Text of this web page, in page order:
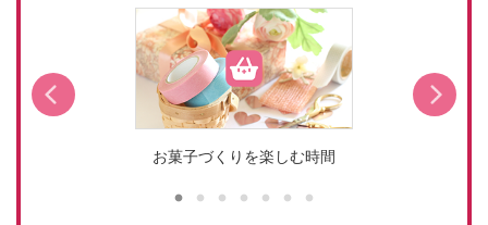
お菓子づくりを楽しむ時間